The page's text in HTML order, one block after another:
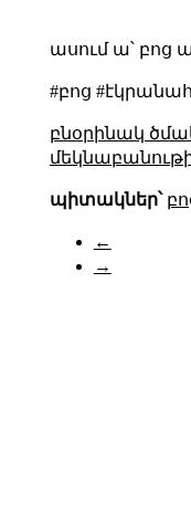
ասում ա՝ բոց
#բոց
բնօրինակ
պիտակներ՝
←
→